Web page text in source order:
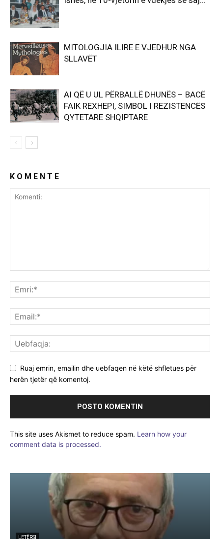
MITOLOGJIA ILIRE E VJEDHUR NGA
SLLAVËT
AI QË U UL PËRBALLË DHUNËS – BACË
FAIK REXHEPI, SIMBOL I REZISTENCËS
QYTETARE SHQIPTARE
K O M E N T E
Ruaj emrin, emailin dhe uebfaqen në këtë shfletues për
herën tjetër që komentoj.
This site uses Akismet to reduce spam. Learn how your
comment data is processed.
ARTIKUJ